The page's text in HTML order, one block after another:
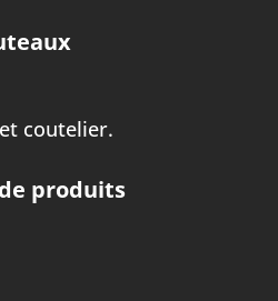
coutelier.
produits